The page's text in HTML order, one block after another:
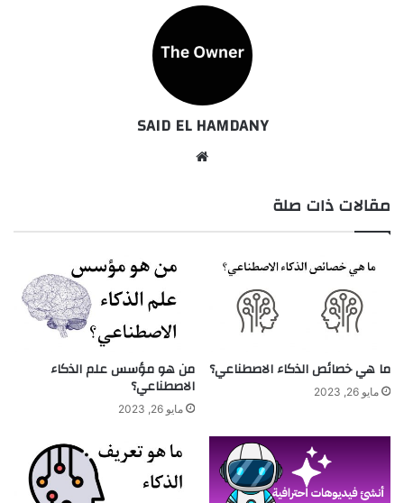
SAID EL HAMDANY
مقالات ذات صلة
ما هي خصائص الذكاء الاصطناعي؟
مايو 26, 2023
من هو مؤسس علم الذكاء
الاصطناعي؟
مايو 26, 2023